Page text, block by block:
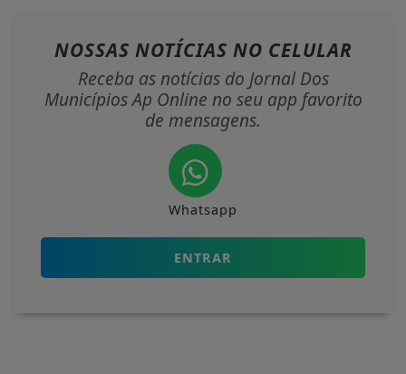
NOSSAS NOTÍCIAS NO CELULAR
Receba as notícias do Jornal Dos
Municípios Ap Online no seu app favorito
de mensagens.
Whatsapp
ENTRAR